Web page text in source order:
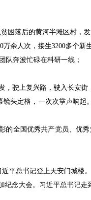
困落后的黄河半滩区村，
余人次，接生3200多个新
队奔波忙碌在科研一线；
驶上复兴路，驶入长安街
头定格，一次次掌声响起
全国优秀共产党员、优
平总书记登上天安门城楼。
念大会。习近平总书记